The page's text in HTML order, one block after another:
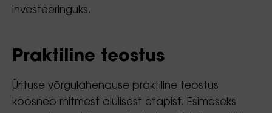
investeeringuks.
Praktiline teostus
Ürituse võrgulahenduse praktiline teostus
koosneb mitmest olulisest etapist. Esimeseks